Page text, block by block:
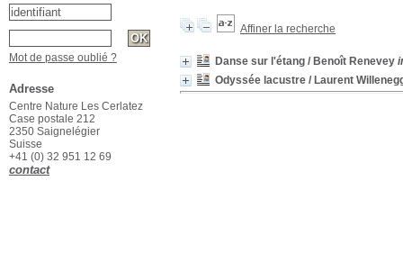
Affiner la recherche
Danse sur l'étang / Benoît Renevey
Odyssée lacustre / Laurent
Mot de passe oublié ?
Adresse
Centre Nature Les Cerlatez
Case postale 212
2350 Saignelégier
Suisse
+41 (0) 32 951 12 69
contact